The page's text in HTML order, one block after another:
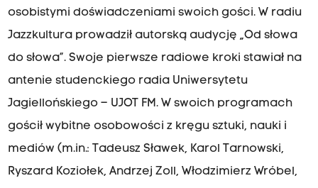
osobistymi doświadczeniami swoich gości. W radiu
Jazzkultura prowadził autorską audycję „Od słowa
do słowa”. Swoje pierwsze radiowe kroki stawiał na
antenie studenckiego radia Uniwersytetu
Jagiellońskiego – UJOT FM. W swoich programach
gościł wybitne osobowości z kręgu sztuki, nauki i
mediów (m.in.: Tadeusz Sławek, Karol Tarnowski,
Ryszard Koziołek, Andrzej Zoll, Włodzimierz Wróbel,